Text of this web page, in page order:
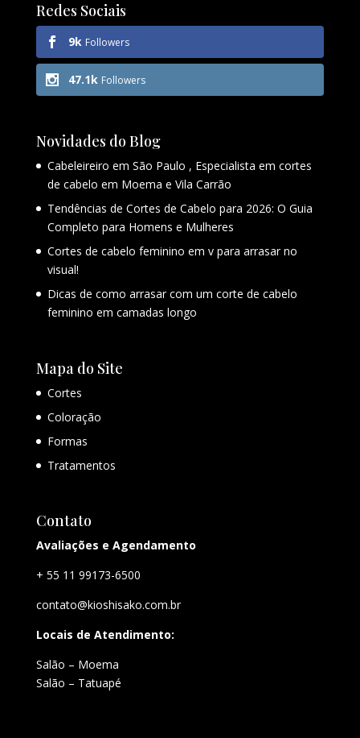
Redes Sociais
9k Followers
47.1k Followers
Novidades do Blog
Cabeleireiro em São Paulo , Especialista em cortes
de cabelo em Moema e Vila Carrão
Tendências de Cortes de Cabelo para 2026: O Guia
Completo para Homens e Mulheres
Cortes de cabelo feminino em v para arrasar no
visual!
Dicas de como arrasar com um corte de cabelo
feminino em camadas longo
Mapa do Site
Cortes
Coloração
Formas
Tratamentos
Contato
Avaliações e Agendamento
+ 55 11 99173-6500
contato@kioshisako.com.br
Locais de Atendimento:
Salão – Moema
Salão – Tatuapé